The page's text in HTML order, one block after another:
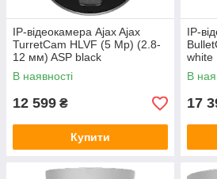
IP-відеокамера Ajax Ajax
TurretCam HLVF (5 Mp) (2.8-
12 мм) ASP black
В наявності
12 599 ₴
Купити
IP-
white
В
17